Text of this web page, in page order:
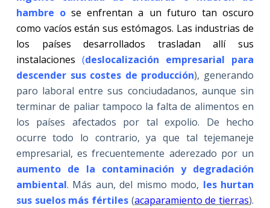
hambre ose enfrentan a un futuro tan oscuro
como vacíos están sus estómagos. Las industrias de
los países desarrollados trasladan allí sus
instalaciones (deslocalización empresarial para
descender sus costes de producción), generando
paro laboral entre sus conciudadanos, aunque sin
terminar de paliar tampoco la falta de alimentos en
los países afectados por tal expolio. De hecho
ocurre todo lo contrario, ya que tal tejemaneje
empresarial, es frecuentemente aderezado por un
aumento de la contaminación y degradación
ambiental. Más aun, del mismo modo, les hurtan
sus suelos más fértiles (acaparamiento de tierras).